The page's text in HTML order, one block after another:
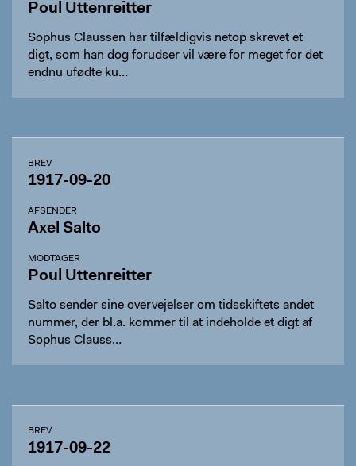
Poul Uttenreitter
Sophus Claussen har tilfældigvis netop skrevet et
digt, som han dog forudser vil være for meget for det
endnu ufødte ku…
BREV
1917-09-20
AFSENDER
Axel Salto
MODTAGER
Poul Uttenreitter
Salto sender sine overvejelser om tidsskiftets andet
nummer, der bl.a. kommer til at indeholde et digt af
Sophus Clauss…
BREV
1917-09-22